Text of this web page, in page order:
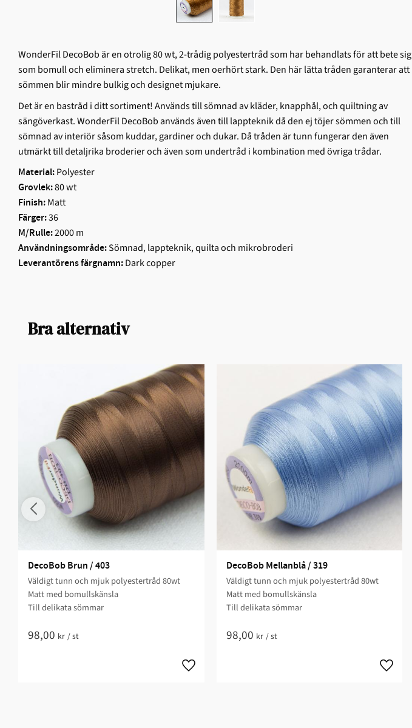
WonderFil DecoBob är en otrolig 80 wt, 2-trådig polyestertråd som har behandlats för att bete sig
som bomull och eliminera stretch. Delikat, men oerhört stark. Den här lätta tråden garanterar att
sömmen blir mindre bulkig och designet mjukare.
Det är en bastråd i ditt sortiment! Används till sömnad av kläder, knapphål, och quiltning av
sängöverkast. WonderFil DecoBob används även till lappteknik då den ej töjer sömmen och till
sömnad av interiör såsom kuddar, gardiner och dukar. Då tråden är tunn fungerar den även
utmärkt till detaljrika broderier och även som undertråd i kombination med övriga trådar.
Material:Polyester
Grovlek:80 wt
Finish:Matt
Färger:36
M/Rulle:2000 m
Användningsområde:Sömnad, lappteknik, quilta och mikrobroderi
Leverantörens färgnamn:Dark copper
Bra alternativ
DecoBob Brun / 403
Väldigt tunn och mjuk polyestertråd 80wt
Matt med bomullskänsla
Till delikata sömmar
98,00 kr /st
DecoBob Mellanblå / 319
Väldigt tunn och mjuk polyestertråd 80wt
Matt med bomullskänsla
Till delikata sömmar
98,00 kr /st